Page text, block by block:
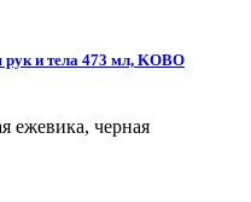
и тела 473 мл, KOBO
ежевика, черная